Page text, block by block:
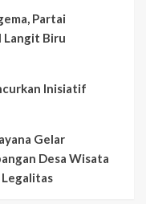
Partai
Langit Biru
Inisiatif
Gelar
Desa Wisata
Legalitas